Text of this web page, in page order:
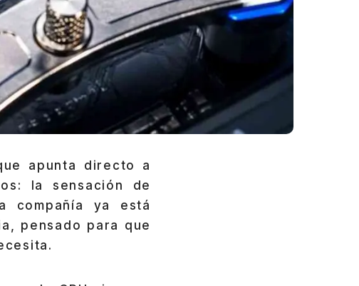
apunta directo a
la sensación de
compañía ya está
pensado para que